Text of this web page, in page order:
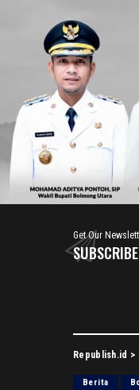
Get Our
SUBSCRIBE
Republish.id >
Berita